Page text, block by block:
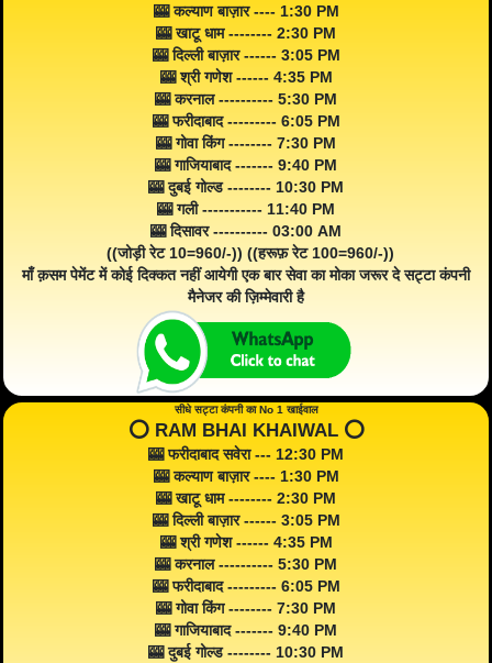
🎰 कल्याण बाज़ार ---- 1:30 PM
🎰 खाटू धाम -------- 2:30 PM
🎰 दिल्ली बाज़ार ------ 3:05 PM
🎰 श्री गणेश ------ 4:35 PM
🎰 करनाल ---------- 5:30 PM
🎰 फरीदाबाद --------- 6:05 PM
🎰 गोवा किंग -------- 7:30 PM
🎰 गाजियाबाद ------- 9:40 PM
🎰 दुबई गोल्ड -------- 10:30 PM
🎰 गली ----------- 11:40 PM
🎰 दिसावर ---------- 03:00 AM
((जोड़ी रेट 10=960/-)) ((हरूफ़ रेट 100=960/-))
माँ क़सम पेमेंट में कोई दिक्कत नहीं आयेगी एक बार सेवा का मोका जरूर दे सट्टा कंपनी
मैनेजर की ज़िम्मेवारी है
सीधे सट्टा कंपनी का No 1 खाईवाल
⭕️ RAM BHAI KHAIWAL ⭕️
🎰 फरीदाबाद सवेरा --- 12:30 PM
🎰 कल्याण बाज़ार ---- 1:30 PM
🎰 खाटू धाम -------- 2:30 PM
🎰 दिल्ली बाज़ार ------ 3:05 PM
🎰 श्री गणेश ------ 4:35 PM
🎰 करनाल ---------- 5:30 PM
🎰 फरीदाबाद --------- 6:05 PM
🎰 गोवा किंग -------- 7:30 PM
🎰 गाजियाबाद ------- 9:40 PM
🎰 दुबई गोल्ड -------- 10:30 PM